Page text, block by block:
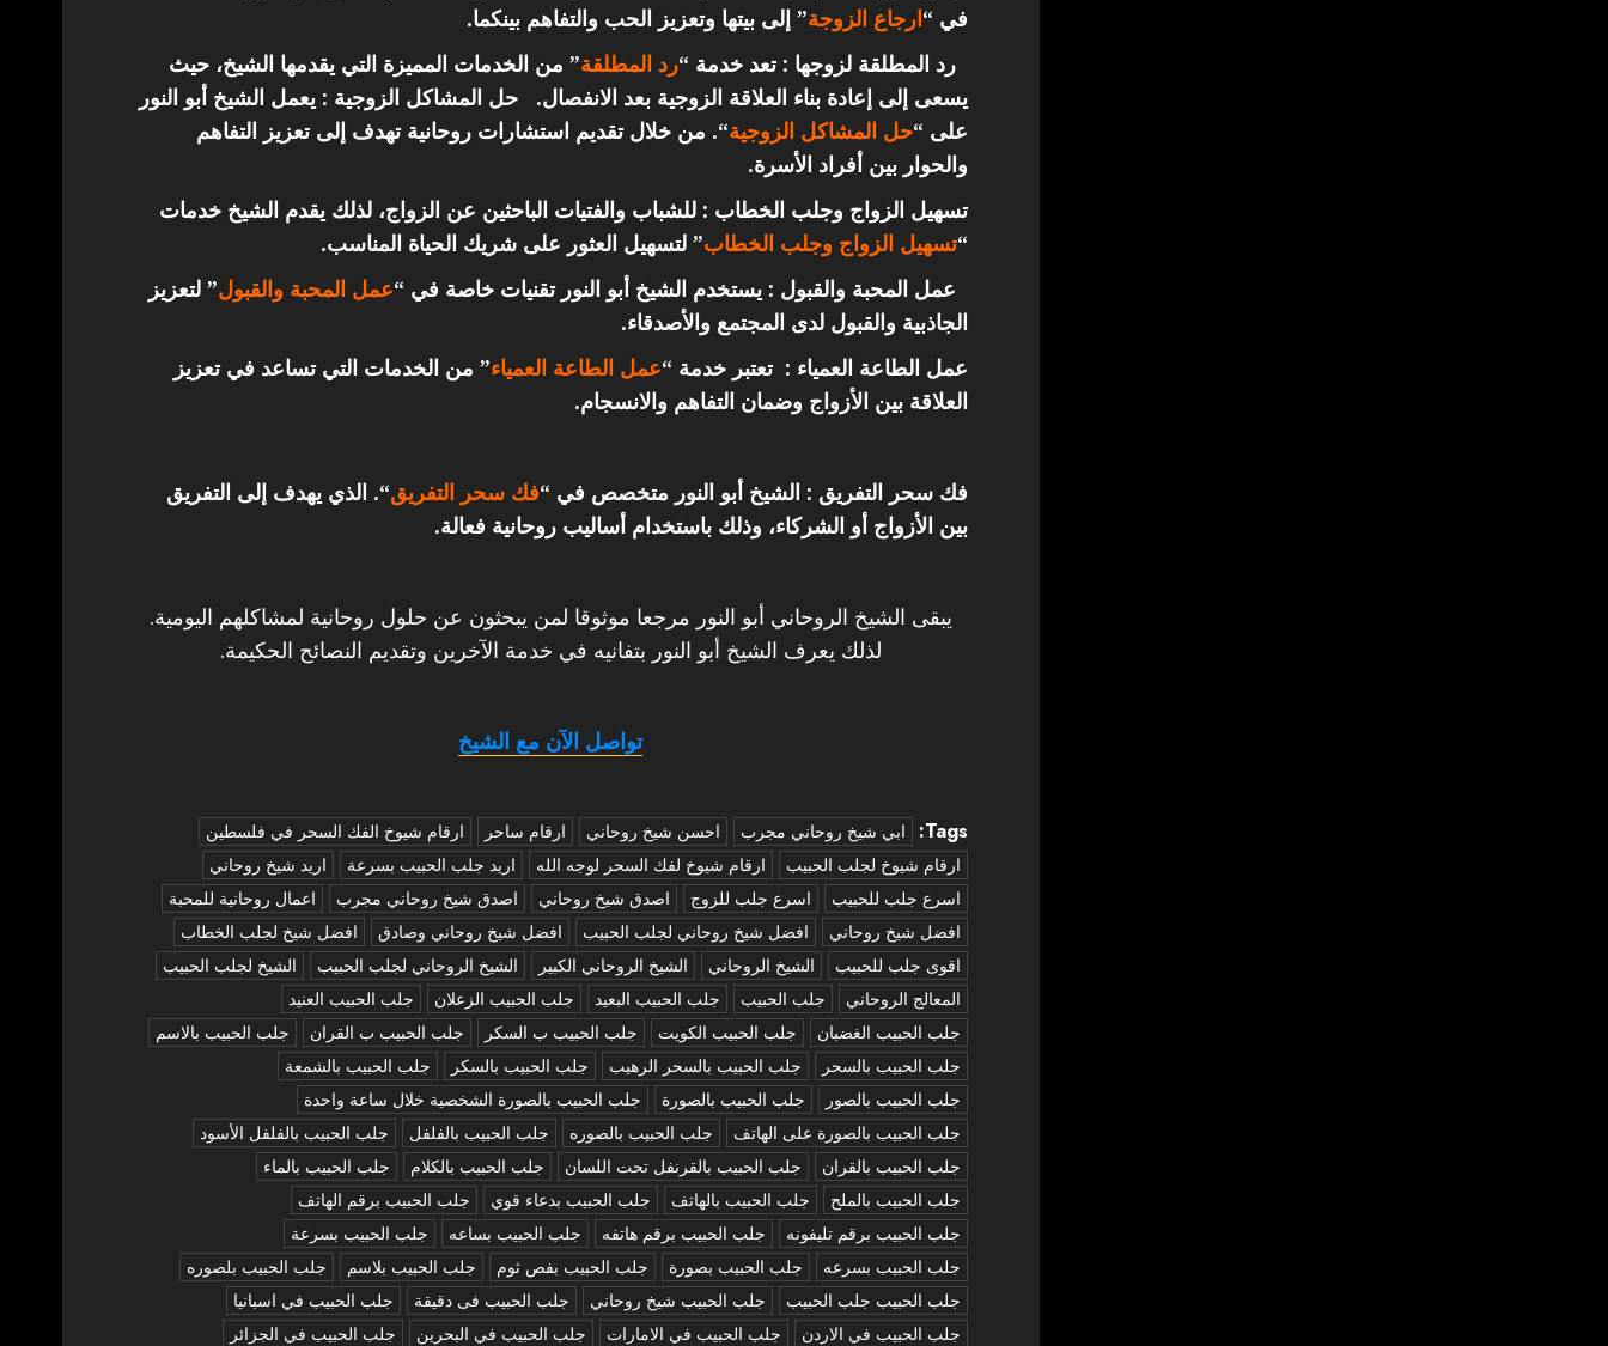
في “ارجاع الزوجة” إلى بيتها وتعزيز الحب والتفاهم بينكما.
رد المطلقة لزوجها : تعد خدمة “رد المطلقة” من الخدمات المميزة التي يقدمها الشيخ، حيث
يسعى إلى إعادة بناء العلاقة الزوجية بعد الانفصال.
حل المشاكل الزوجية : يعمل الشيخ أبو النور
على “حل المشاكل الزوجية“. من خلال تقديم استشارات روحانية تهدف إلى تعزيز التفاهم
والحوار بين أفراد الأسرة.
تسهيل الزواج وجلب الخطاب : للشباب والفتيات الباحثين عن الزواج، لذلك يقدم الشيخ خدمات
“تسهيل الزواج وجلب الخطاب” لتسهيل العثور على شريك الحياة المناسب.
عمل المحبة والقبول : يستخدم الشيخ أبو النور تقنيات خاصة في “عمل المحبة والقبول” لتعزيز
الجاذبية والقبول لدى المجتمع والأصدقاء.
عمل الطاعة العمياء : تعتبر خدمة “عمل الطاعة العمياء” من الخدمات التي تساعد في تعزيز
العلاقة بين الأزواج وضمان التفاهم والانسجام.
فك سحر التفريق : الشيخ أبو النور متخصص في “فك سحر التفريق“. الذي يهدف إلى التفريق
بين الأزواج أو الشركاء، وذلك باستخدام أساليب روحانية فعالة.
يبقى الشيخ الروحاني أبو النور مرجعا موثوقا لمن يبحثون عن حلول روحانية لمشاكلهم اليومية.
لذلك يعرف الشيخ أبو النور بتفانيه في خدمة الآخرين وتقديم النصائح الحكيمة.
تواصل الآن مع الشيخ
Tags: ‏ابي شيخ روحاني مجرب احسن شيخ روحاني ارقام ساحر
ارقام شيوخ الفك السحر في فلسطين
ارقام شيوخ لجلب الحبيب
ارقام شيوخ لفك السحر لوجه الله اريد جلب الحبيب بسرعة
اريد شيخ روحاني
اسرع جلب للحبيب
اسرع جلب للزوج اصدق شيخ روحاني اصدق شيخ روحاني مجرب
اعمال روحانية للمحبة
افضل شيخ روحاني
افضل شيخ روحاني لجلب الحبيب افضل شيخ روحاني وصادق
افضل شيخ لجلب الخطاب
اقوى جلب للحبيب
الشيخ الروحاني الشيخ الروحاني الكبير الشيخ الروحاني لجلب الحبيب
الشيخ لجلب الحبيب
المعالج الروحاني
جلب الحبيب جلب الحبيب البعيد جلب الحبيب الزعلان
جلب الحبيب العنيد
جلب الحبيب الغضبان
جلب الحبيب الكويت جلب الحبيب ب السكر جلب الحبيب ب القران
جلب الحبيب بالاسم
جلب الحبيب بالسحر
جلب الحبيب بالسحر الرهيب جلب الحبيب بالسكر
جلب الحبيب بالشمعة
جلب الحبيب بالصور
جلب الحبيب بالصورة
جلب الحبيب بالصورة الشخصية خلال ساعة واحدة
جلب الحبيب بالصورة على الهاتف
جلب الحبيب بالصوره جلب الحبيب بالفلفل
جلب الحبيب بالفلفل الأسود
جلب الحبيب بالقران
جلب الحبيب بالقرنفل تحت اللسان جلب الحبيب بالكلام
جلب الحبيب بالماء
جلب الحبيب بالملح
جلب الحبيب بالهاتف جلب الحبيب بدعاء قوي
جلب الحبيب برقم الهاتف
جلب الحبيب برقم تليفونه
جلب الحبيب برقم هاتفه جلب الحبيب بساعه
جلب الحبيب بسرعة
جلب الحبيب بسرعه
جلب الحبيب بصورة جلب الحبيب بفص ثوم جلب الحبيب بلاسم
جلب الحبيب بلصوره
جلب الحبيب جلب الحبيب
جلب الحبيب شيخ روحاني جلب الحبيب فى دقيقة
جلب الحبيب في اسبانيا
جلب الحبيب في الاردن
جلب الحبيب في الامارات جلب الحبيب في البحرين جلب الحبيب في الجزائر